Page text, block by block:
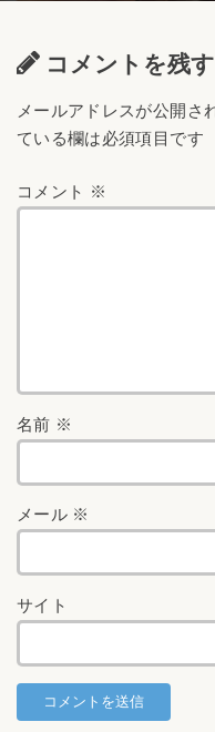
コメントを残す
メールアドレスが公開さ
ている欄は必須項目です
コメント ※
名前 ※
メール ※
サイト